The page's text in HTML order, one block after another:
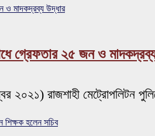
ও মাদকদ্রব্য উদ্ধার
গ্রেফতার ২৫ জন ও
২০২১) রাজশাহী মেট্রোপলিটন
শিক্ষক হলেন সচিব